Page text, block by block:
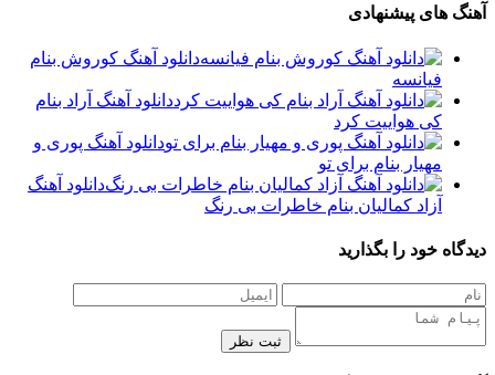
آهنگ های پیشنهادی
دانلود آهنگ کوروش بنام
فیانسه
دانلود آهنگ آراد بنام
کی هواییت کرد
دانلود آهنگ پوری و
مهیار بنام برای تو
دانلود آهنگ
آزاد کمالیان بنام خاطرات بی رنگ
دیدگاه خود را بگذارید
ثبت نظر